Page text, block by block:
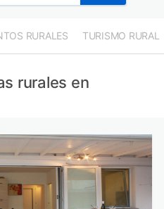
RURALES TURISMO RURAL
rurales en